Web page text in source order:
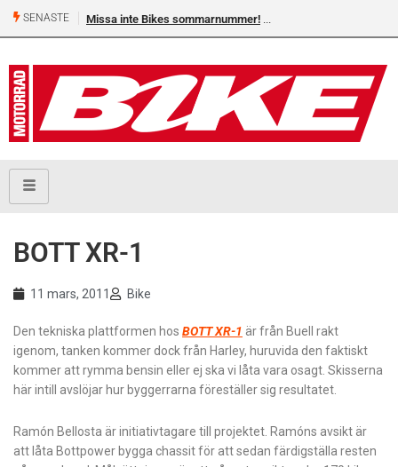
SENASTE Missa inte Bikes sommarnummer!
BOTT XR-1
11 mars, 2011 Bike
Den tekniska plattformen hos BOTT XR-1 är från Buell rakt
igenom, tanken kommer dock från Harley, huruvida den faktiskt
kommer att rymma bensin eller ej ska vi låta vara osagt. Skisserna
här intill avslöjar hur byggerrarna föreställer sig resultatet.
Ramón Bellosta ärinitiativtagare till projektet. Ramóns avsikt är
att låta Bottpower bygga chassit för att sedan färdigställa resten